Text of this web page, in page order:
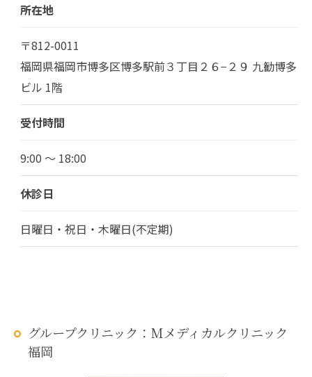
所在地
〒812-0011
福岡県福岡市博多区博多駅前３丁目２６−２９ 九勧博多
ビル 1階
受付時間
9:00 ～ 18:00
休診日
日曜日・祝日・木曜日(不定期)
グループクリニック：Mメディカルクリニック
福岡